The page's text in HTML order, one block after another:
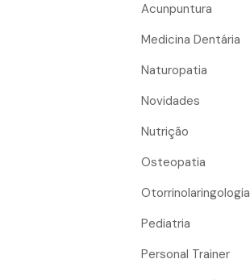
Acunpuntura
Medicina Dentária
Naturopatia
Novidades
Nutrição
Osteopatia
Otorrinolaringologia
Pediatria
Personal Trainer